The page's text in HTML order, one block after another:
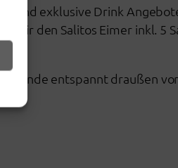
und exklusive Drink
Dir den Salitos Eimer inkl. 5
entspannt draußen